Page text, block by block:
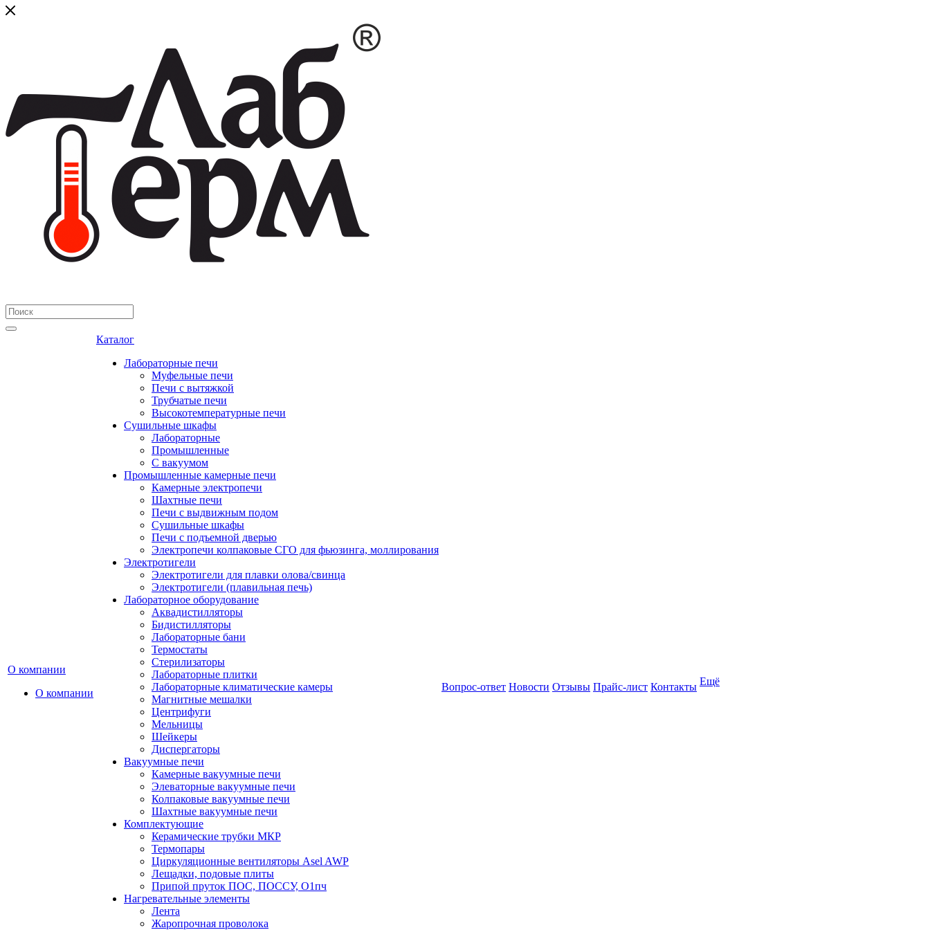
О компании
О компании
Каталог
Лабораторные печи
Муфельные печи
Печи с вытяжкой
Трубчатые печи
Высокотемпературные печи
Сушильные шкафы
Лабораторные
Промышленные
С вакуумом
Промышленные камерные печи
Камерные электропечи
Шахтные печи
Печи с выдвижным подом
Сушильные шкафы
Печи с подъемной дверью
Электропечи колпаковые СГО для фьюзинга, моллирования
Электротигели
Электротигели для плавки олова/свинца
Электротигели (плавильная печь)
Лабораторное оборудование
Аквадистилляторы
Бидистилляторы
Лабораторные бани
Термостаты
Стерилизаторы
Лабораторные плитки
Лабораторные климатические камеры
Магнитные мешалки
Центрифуги
Мельницы
Шейкеры
Диспергаторы
Вакуумные печи
Камерные вакуумные печи
Элеваторные вакуумные печи
Колпаковые вакуумные печи
Шахтные вакуумные печи
Комплектующие
Керамические трубки МКР
Термопары
Циркуляционные вентиляторы Asel AWP
Лещадки, подовые плиты
Припой пруток ПОС, ПОССУ, О1пч
Нагревательные элементы
Лента
Жаропрочная проволока
Вопрос-ответ Новости Отзывы Прайс-лист Контакты Ещё